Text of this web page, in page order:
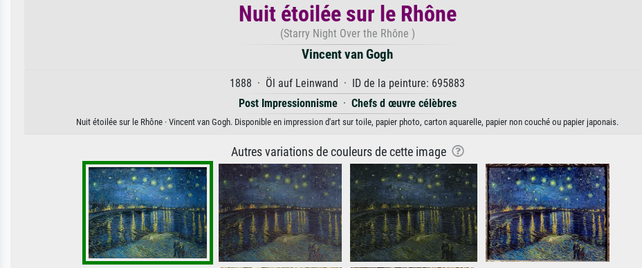
Nuit étoilée sur le Rhône
(Starry Night Over the Rhône )
Vincent van Gogh
1888 · Öl auf Leinwand · ID de la peinture: 695883
Post Impressionnisme· Chefs d œuvre célèbres
Nuit étoilée sur le Rhône · Vincent van Gogh. Disponible en impression d'art sur toile, papier photo, carton aquarelle, papier non couché ou papier japonais.
Autres variations de couleurs de cette image